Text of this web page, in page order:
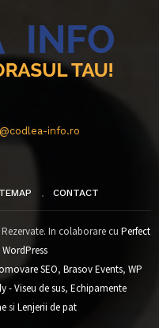
info.ro
CONTACT
In colaborare cu Perfect
SEO, Brasov Events, WP
- Viseu de sus, Echipamente
si Lenjerii de pat